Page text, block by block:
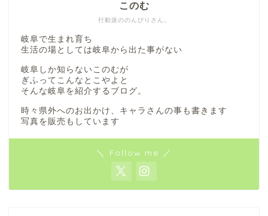
行動派ののんびりさん。
このむ
岐阜で生まれ育ち
生活の場としては岐阜から出た事がない
岐阜しか知らないこのむが
ぎふってこんなとこやよと
そんな岐阜を紹介するブログ。
時々県外へのお出かけ、キャラさんの事も書きます
写真を販売もしています
＼ Follow me ／